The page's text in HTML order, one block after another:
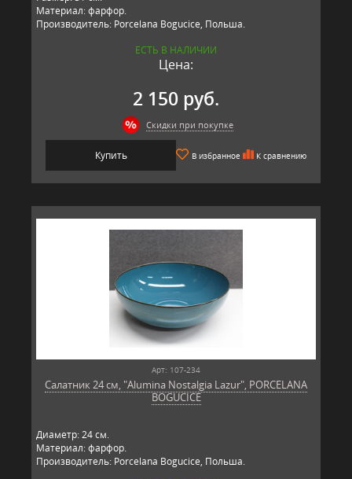
Материал: фарфор.
Производитель: Porcelana Bogucice, Польша.
ЕСТЬ В НАЛИЧИИ
Цена:
2 150 руб.
Скидки при покупке
Купить В избранное К сравнению
Арт: 107-234
Салатник 24 см, "Alumina Nostalgia Lazur", PORCELANA
BOGUCICE
Диаметр: 24 см.
Материал: фарфор.
Производитель: Porcelana Bogucice, Польша.